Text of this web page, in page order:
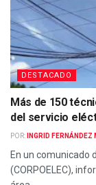
DESTACADO
Más de 150
del servicio
POR: INGRID FERNÁNDEZ
En un comunicado
(CORPOELEC),